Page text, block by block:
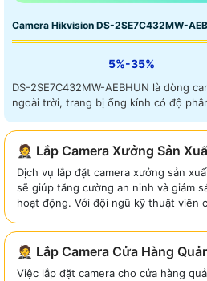
Camera Hikvision DS-2SE7C432MW-
5%-35%
DS-2SE7C432MW-AEBHUN là dòng
ngoài trời, trang bị ống kính có độ
🤵 Lắp Camera Xưởng Sản
Dịch vụ lắp đặt camera xưởng sản
sẽ giúp tăng cường an ninh và giám
hoạt động. Với đội ngũ kỹ thuật viên
🤵 Lắp Camera Cửa Hàng
Việc lắp đặt camera cho cửa hàng